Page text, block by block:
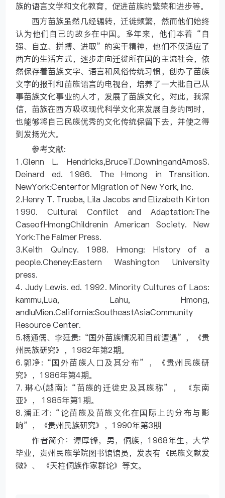
族的语言文学和文化教育，促进苗族的繁荣和进步等。
西方苗族虽然几经辗转，迁徙频繁，然而他们始终
认为他们自己的故乡在中国。多年来，他们本着“自
强、自立、拼搏、进取”的实干精神，他们不仅适应了
西方的生活方式，逐步走向迁徙所在国的主流社会，依
然保存着苗族文字、语言和风俗传统习惯，创办了苗族
文字的报刊和苗族语言的电视台，培养了一大批自己从
事苗族文化事业的人才，发展了苗族文化。对此，我深
信，苗族在西方吸收现代科学文化来发展自身的同时，
也能够将自己民族优秀的文化传统保留下去，并使之得
到发扬光大。
参考文献:
1.Glenn L. Hendricks,BruceT.DowningandAmosS.
Deinard ed. 1986. The Hmong in Transition.
NewYork:Centerfor Migration of New York, Inc.
2.Henry T. Trueba, Lila Jacobs and Elizabeth Kirton
1990. Cultural Conflict and Adaptation:The
CaseofHmongChildrenin American Society. New
York:The Falmer Press.
3.Keith Quincy. 1988. Hmong: History of a
people.Cheney:Eastern Washington University
press.
4. Judy Lewis. ed. 1992. Minority Cultures of Laos:
kammu,Lua, Lahu, Hmong,
andIuMien.California:SoutheastAsiaCommunity
Resource Center.
5.杨通儒、李廷贵:“国外苗族情况和目前遭遇”，《贵
州民族研究》，1982年第2期。
6.郭净:“国外苗族人口及其分布”，《贵州民族研
究》，1986年第4期。
7. 琳心(越南):“苗族的迁徙史及其族称”， 《东南
亚》， 1985年第1期。
8.潘正才:“论苗族及苗族文化在国际上的分布与影
响”，《贵州民族研究》，1990年第3期
作者简介：谭厚锋，男，侗族，1968年生，大学
毕业，贵州民族学院图书馆馆员，发表有《民族文献发
微》、 《天柱侗族作家群论》等文。